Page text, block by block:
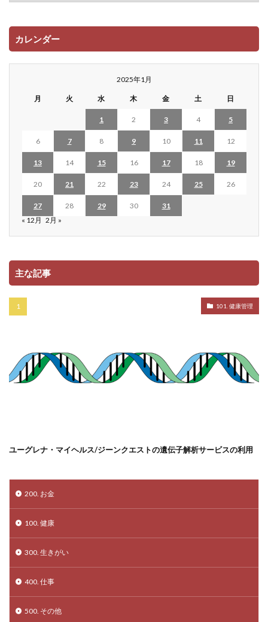
カレンダー
2025年1月
月 火 水 木 金 土 日
1 2 3 4 5
6 7 8 9 10 11 12
13 14 15 16 17 18 19
20 21 22 23 24 25 26
27 28 29 30
31
« 12月 2月 »
主な記事
101. 健康管理
ユーグレナ・マイヘルス/ジーンクエストの遺伝子解析サービスの利用
200. お金
100. 健康
300. 生きがい
400. 仕事
500. その他